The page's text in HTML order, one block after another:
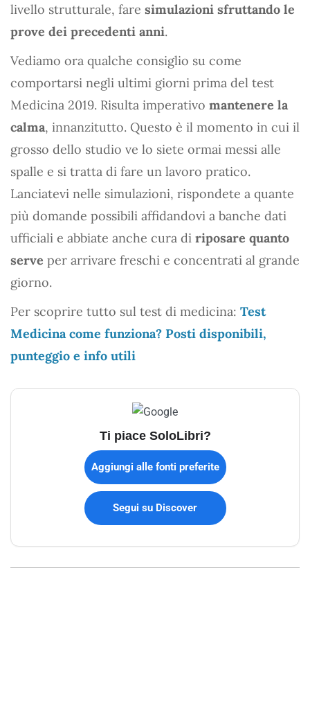
livello strutturale, fare simulazioni sfruttando le
prove dei precedenti anni.
Vediamo ora qualche consiglio su come
comportarsi negli ultimi giorni prima del test
Medicina 2019. Risulta imperativo mantenere la
calma, innanzitutto. Questo è il momento in cui il
grosso dello studio ve lo siete ormai messi alle
spalle e si tratta di fare un lavoro pratico.
Lanciatevi nelle simulazioni, rispondete a quante
più domande possibili affidandovi a banche dati
ufficiali e abbiate anche cura di riposare quanto
serve per arrivare freschi e concentrati al grande
giorno.
Per scoprire tutto sul test di medicina: Test
Medicina come funziona? Posti disponibili,
punteggio e info utili
Ti piace SoloLibri?
Aggiungi alle fonti preferite
Segui su Discover